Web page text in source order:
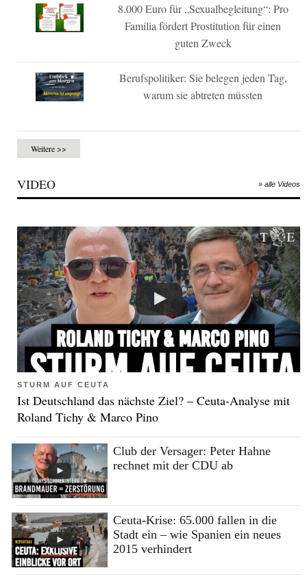
8.000 Euro für „Sexualbegleitung“: Pro
Familia fördert Prostitution für einen
guten Zweck
Berufspolitiker: Sie belegen jeden Tag,
warum sie abtreten müssten
Weitere >>
VIDEO » alle Videos
STURM AUF CEUTA
Ist Deutschland das nächste Ziel? – Ceuta-Analyse mit
Roland Tichy & Marco Pino
Club der Versager: Peter Hahne
rechnet mit der CDU ab
Ceuta-Krise: 65.000 fallen in die
Stadt ein – wie Spanien ein neues
2015 verhindert